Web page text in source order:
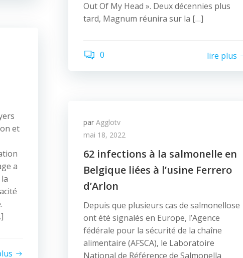
Out Of My Head ». Deux décennies plus
tard, Magnum réunira sur la […]
0 lire plus
et
a
par Agglotv
mai 18, 2022
62 infections à la salmonelle en
Belgique liées à l’usine Ferrero
d’Arlon
Depuis que plusieurs cas de salmonellose
ont été signalés en Europe, l’Agence
fédérale pour la sécurité de la chaîne
alimentaire (AFSCA), le Laboratoire
National de Référence de Salmonella